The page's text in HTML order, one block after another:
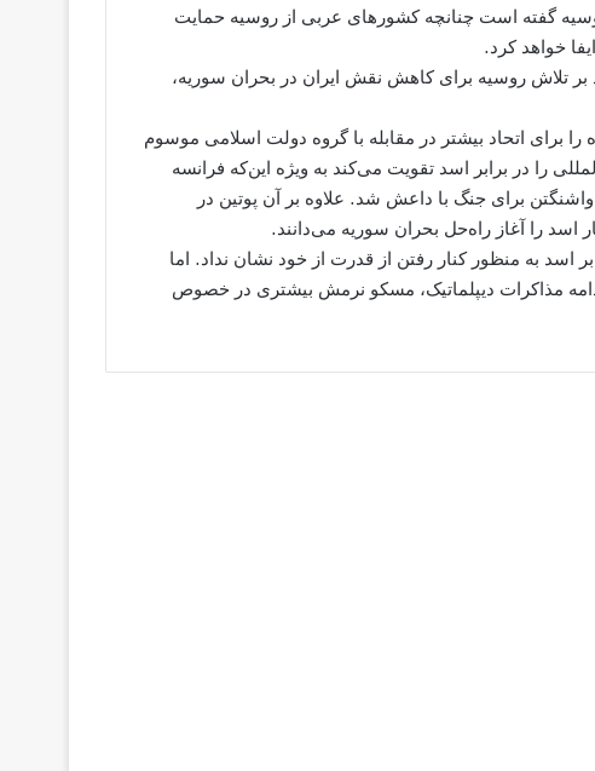
گفته است چنانچه کشورهای عربی از روسیه حمایت
خواهد کرد.
بر تلاش روسیه برای کاهش نقش ایران در بحران سوریه،
برای اتحاد بیشتر در مقابله با گروه دولت اسلامی موسوم
را در برابر اسد تقویت می‌کند به ویژه این‌که فرانسه
برای جنگ با داعش شد. علاوه بر آن پوتین در
اسد را آغاز راه‌حل بحران سوریه می‌دانند.
اسد به منظور کنار رفتن از قدرت از خود نشان نداد. اما
دامه مذاکرات دیپلماتیک، مسکو نرمش بیشتری در خصوص